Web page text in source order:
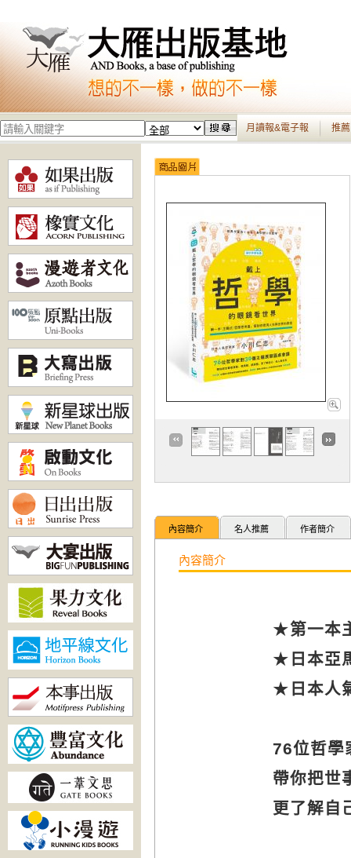
月讀報&電子報 推
內容簡介 名人推薦 作者簡介
內容簡介
★第一本
★ 日本亞
★ 日本人
76位哲學
帶你把世
更了解自